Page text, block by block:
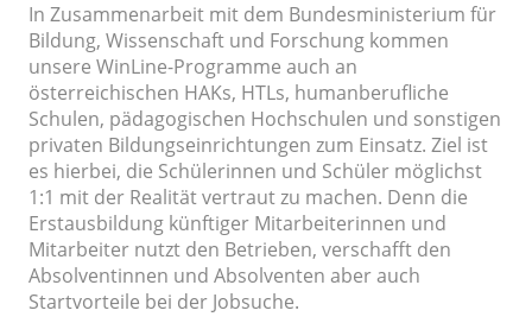
In Zusammenarbeit mit dem Bundesministerium für
Bildung, Wissenschaft und Forschung kommen
unsere WinLine-Programme auch an
österreichischen HAKs, HTLs, humanberufliche
Schulen, pädagogischen Hochschulen und sonstigen
privaten Bildungseinrichtungen zum Einsatz. Ziel ist
es hierbei, die Schülerinnen und Schüler möglichst
1:1 mit der Realität vertraut zu machen. Denn die
Erstausbildung künftiger Mitarbeiterinnen und
Mitarbeiter nutzt den Betrieben, verschafft den
Absolventinnen und Absolventen aber auch
Startvorteile bei der Jobsuche.